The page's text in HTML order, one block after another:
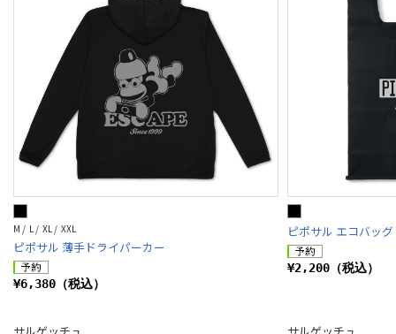
M / L / XL / XXL
ピポサル 薄手ドライパーカー
¥6,380（税込）
ピポサル エコバッグ
¥2,200（税込）
サルゲッチュ サルゲッチュ